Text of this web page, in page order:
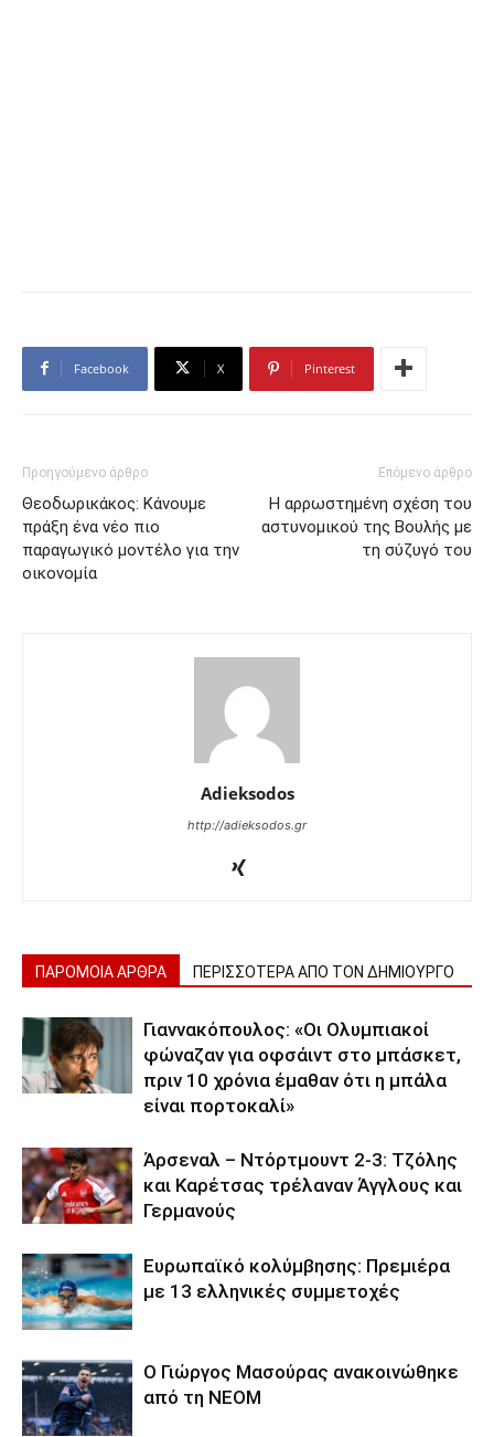
Facebook X Pinterest
Προηγούμενο άρθρο
Θεοδωρικάκος: Κάνουμε
πράξη ένα νέο πιο
παραγωγικό μοντέλο για την
οικονομία
Επόμενο άρθρο
Η αρρωστημένη σχέση του
αστυνομικού της Βουλής με
τη σύζυγό του
Adieksodos
http://adieksodos.gr
ΠΑΡΟΜΟΙΑ ΑΡΘΡΑ ΠΕΡΙΣΣΟΤΕΡΑ ΑΠΟ ΤΟΝ ΔΗΜΙΟΥΡΓΟ
Γιαννακόπουλος: «Οι Ολυμπιακοί
φώναζαν για οφσάιντ στο μπάσκετ,
πριν 10 χρόνια έμαθαν ότι η μπάλα
είναι πορτοκαλί»
Άρσεναλ – Ντόρτμουντ 2-3: Τζόλης
και Καρέτσας τρέλαναν Άγγλους και
Γερμανούς
Ευρωπαϊκό κολύμβησης: Πρεμιέρα
με 13 ελληνικές συμμετοχές
Ο Γιώργος Μασούρας ανακοινώθηκε
από τη ΝΕΟΜ